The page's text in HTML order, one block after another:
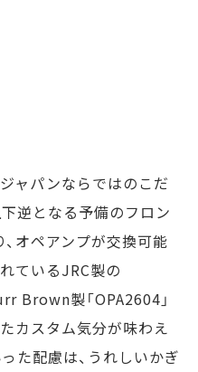
ャパンならではのこだ
逆となる予備のフロン
オペアンプが交換可能
ているJRC製の
Brown製「OPA2604」
カスタム気分が味わえ
た配慮は、うれしいかぎ